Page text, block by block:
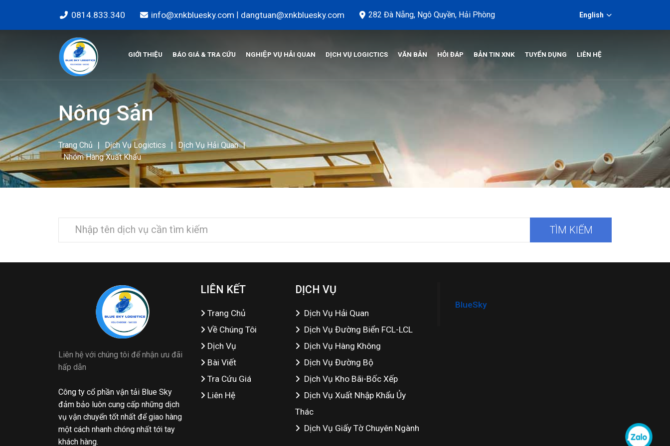
0814.833.340 info@xnkbluesky.com | dangtuan@xnkbluesky.com 282 Đà Nẵng, Ngô Quyền, Hải Phòng English
GIỚI THIỆU BÁO GIÁ & TRA CỨU NGHIỆP VỤ HẢI QUAN DỊCH VỤ LOGICTICS VĂN BẢN HỎI ĐÁP BẢN TIN XNK TUYỂN DỤNG LIÊN HỆ
Nông Sản
Trang Chủ | Dịch Vụ Logictics | Dịch Vụ Hải Quan |
Nhóm Hàng Xuất Khẩu
TÌM KIẾM
Liên hệ với chúng tôi để nhận ưu đãi
hấp dẫn
Công ty cổ phần vận tải Blue Sky
đảm bảo luôn cung cấp những dịch
vụ vận chuyển tốt nhất để giao hàng
một cách nhanh chóng nhất tới tay
khách hàng.
LIÊN KẾT
Trang Chủ
Về Chúng Tôi
Dịch Vụ
Bài Viết
Tra Cứu Giá
Liên Hệ
DỊCH VỤ
Dịch Vụ Hải Quan
Dịch Vụ Đường Biển FCL-LCL
Dịch Vụ Hàng Không
Dịch Vụ Đường Bộ
Dịch Vụ Kho Bãi-Bốc Xếp
Dịch Vụ Xuất Nhập Khẩu Ủy
Thác
Dịch Vụ Giấy Tờ Chuyên Ngành
BlueSky